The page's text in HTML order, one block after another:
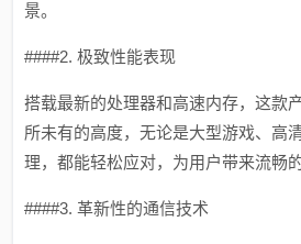
景。
####2. 极致性能表现
搭载最新的处理器和高速内存，这款
所未有的高度，无论是大型游戏、高
理，都能轻松应对，为用户带来流畅
####3. 革新性的通信技术